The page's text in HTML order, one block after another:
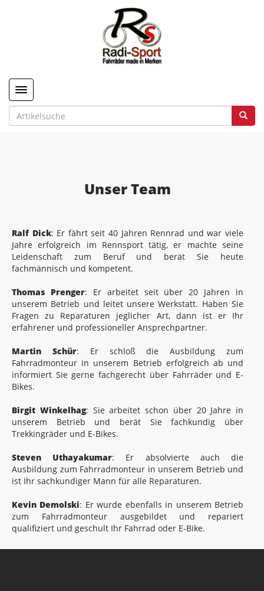
Toggle navigation
Unser Team
Ralf Dick: Er fährt seit 40 Jahren Rennrad und war viele
Jahre erfolgreich im Rennsport tätig, er machte seine
Leidenschaft zum Beruf und berät Sie heute
fachmännisch und kompetent.
Thomas Prenger: Er arbeitet seit über 20 Jahren in
unserem Betrieb und leitet unsere Werkstatt. Haben Sie
Fragen zu Reparaturen jeglicher Art, dann ist er Ihr
erfahrener und professioneller Ansprechpartner.
Martin Schür: Er schloß die Ausbildung zum
Fahrradmonteur in unserem Betrieb erfolgreich ab und
informiert Sie gerne fachgerecht über Fahrräder und E-
Bikes.
Birgit Winkelhag: Sie arbeitet schon über 20 Jahre in
unserem Betrieb und berät Sie fachkundig über
Trekkingräder und E-Bikes.
Steven Uthayakumar: Er absolvierte auch die
Ausbildung zum Fahrradmonteur in unserem Betrieb und
ist Ihr sachkundiger Mann für alle Reparaturen.
Kevin Demolski: Er wurde ebenfalls in unserem Betrieb
zum Fahrradmonteur ausgebildet und repariert
qualifiziert und geschult Ihr Fahrrad oder E-Bike.